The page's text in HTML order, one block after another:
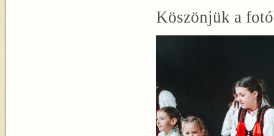
Köszönjük a